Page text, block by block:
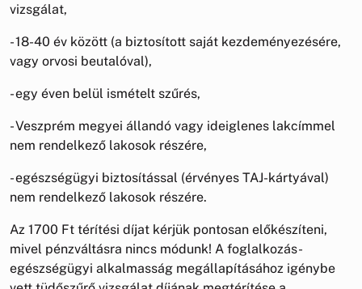
vizsgálat,
- 18-40 év között (a biztosított saját kezdeményezésére,
vagy orvosi beutalóval),
- egy éven belül ismételt szűrés,
- Veszprém megyei állandó vagy ideiglenes lakcímmel
nem rendelkező lakosok részére,
- egészségügyi biztosítással (érvényes TAJ-kártyával)
nem rendelkező lakosok részére.
Az 1700 Ft térítési díjat kérjük pontosan előkészíteni,
mivel pénzváltásra nincs módunk! A foglalkozás-
egészségügyi alkalmasság megállapításához igénybe